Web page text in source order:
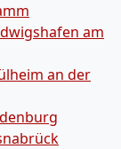
am
an der